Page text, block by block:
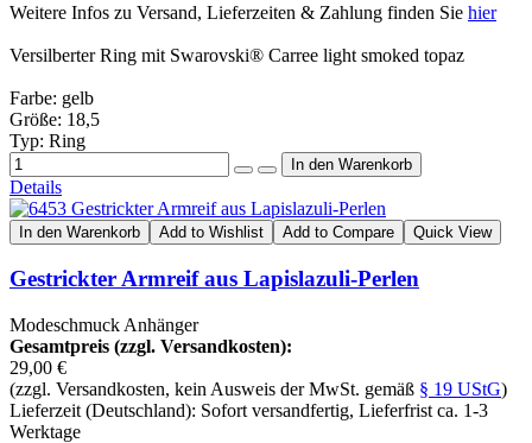
Weitere Infos zu Versand, Lieferzeiten & Zahlung finden Sie hier
Versilberter Ring mit Swarovski® Carree light smoked topaz
Farbe: gelb
Größe: 18,5
Typ: Ring
Details
In den Warenkorb Add to Wishlist Add to Compare Quick View
Gestrickter Armreif aus Lapislazuli-Perlen
Modeschmuck Anhänger
Gesamtpreis (zzgl. Versandkosten):
29,00 €
(zzgl. Versandkosten, kein Ausweis der MwSt. gemäß § 19 UStG)
Lieferzeit (Deutschland): Sofort versandfertig, Lieferfrist ca. 1-3
Werktage